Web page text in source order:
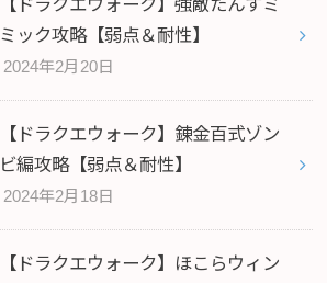
【ドラクエウォーク】強敵たんすミ
ミック攻略【弱点＆耐性】
2024年2月20日
【ドラクエウォーク】錬金百式ゾン
ビ編攻略【弱点＆耐性】
2024年2月18日
【ドラクエウォーク】ほこらウィン